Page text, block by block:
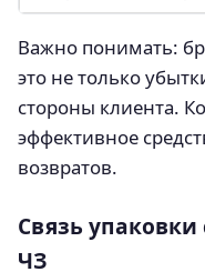
Важно понимать:
это не только
стороны клиента.
эффективное
возвратов.
Связь
ЧЗ